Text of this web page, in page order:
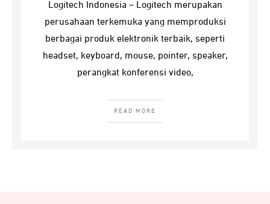
Logitech Indonesia – Logitech merupakan
perusahaan terkemuka yang memproduksi
berbagai produk elektronik terbaik, seperti
headset, keyboard, mouse, pointer, speaker,
perangkat konferensi video,
READ MORE